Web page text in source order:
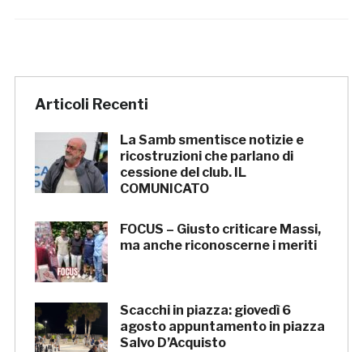
Articoli Recenti
La Samb smentisce notizie e
ricostruzioni che parlano di
cessione del club. IL
COMUNICATO
FOCUS – Giusto criticare Massi,
ma anche riconoscerne i meriti
Scacchi in piazza: giovedì 6
agosto appuntamento in piazza
Salvo D’Acquisto